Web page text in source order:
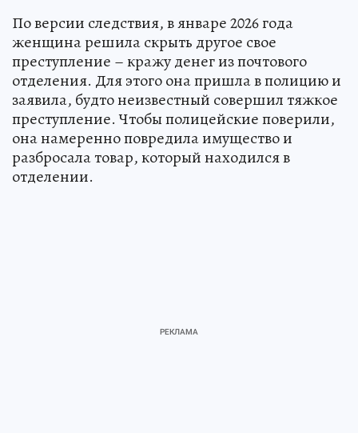
По версии следствия, в январе 2026 года
женщина решила скрыть другое свое
преступление – кражу денег из почтового
отделения. Для этого она пришла в полицию и
заявила, будто неизвестный совершил тяжкое
преступление. Чтобы полицейские поверили,
она намеренно повредила имущество и
разбросала товар, который находился в
отделении.